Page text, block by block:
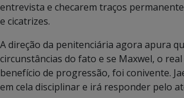
entrevista e checarem traços
e cicatrizes.
A direção da penitenciária agora apura
circunstâncias do fato e se Maxwel, o
benefício de progressão, foi conivente.
em cela disciplinar e irá responder pelo